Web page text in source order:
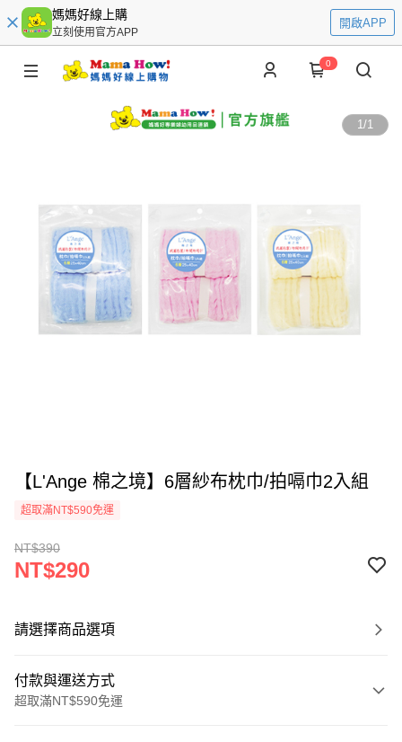
媽媽好線上購
立刻使用官方APP
開啟APP
0
1/1
【L'Ange 棉之境】6層紗布枕巾/拍嗝巾2入組
超取滿NT$590免運
NT$390
NT$290
請選擇商品選項
付款與運送方式
超取滿NT$590免運